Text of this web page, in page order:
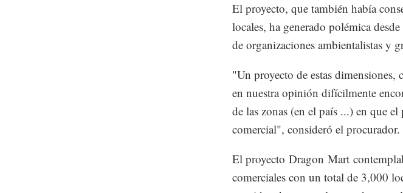
El proyecto, que también había
locales, ha generado polémica
de organizaciones ambientalistas y
"Un proyecto de estas dimensiones,
en nuestra opinión difícilmente
de las zonas (en el país ...) en que
comercial", consideró el procurador.
El proyecto Dragon Mart
comerciales con un total de 3,000